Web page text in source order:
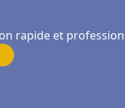
rapide et